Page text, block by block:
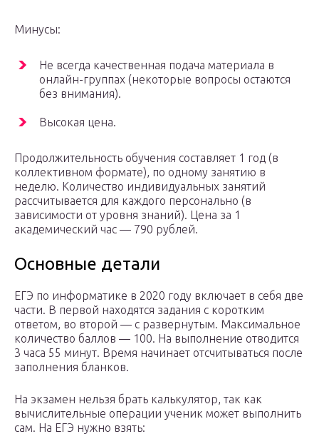
Минусы:
Не всегда качественная подача материала в
онлайн-группах (некоторые вопросы остаются
без внимания).
Высокая цена.
Продолжительность обучения составляет 1 год (в
коллективном формате), по одному занятию в
неделю. Количество индивидуальных занятий
рассчитывается для каждого персонально (в
зависимости от уровня знаний). Цена за 1
академический час — 790 рублей.
Основные детали
ЕГЭ по информатике в 2020 году включает в себя две
части. В первой находятся задания с коротким
ответом, во второй — с развернутым. Максимальное
количество баллов — 100. На выполнение отводится
3 часа 55 минут. Время начинает отсчитываться после
заполнения бланков.
На экзамен нельзя брать калькулятор, так как
вычислительные операции ученик может выполнить
сам. На ЕГЭ нужно взять: